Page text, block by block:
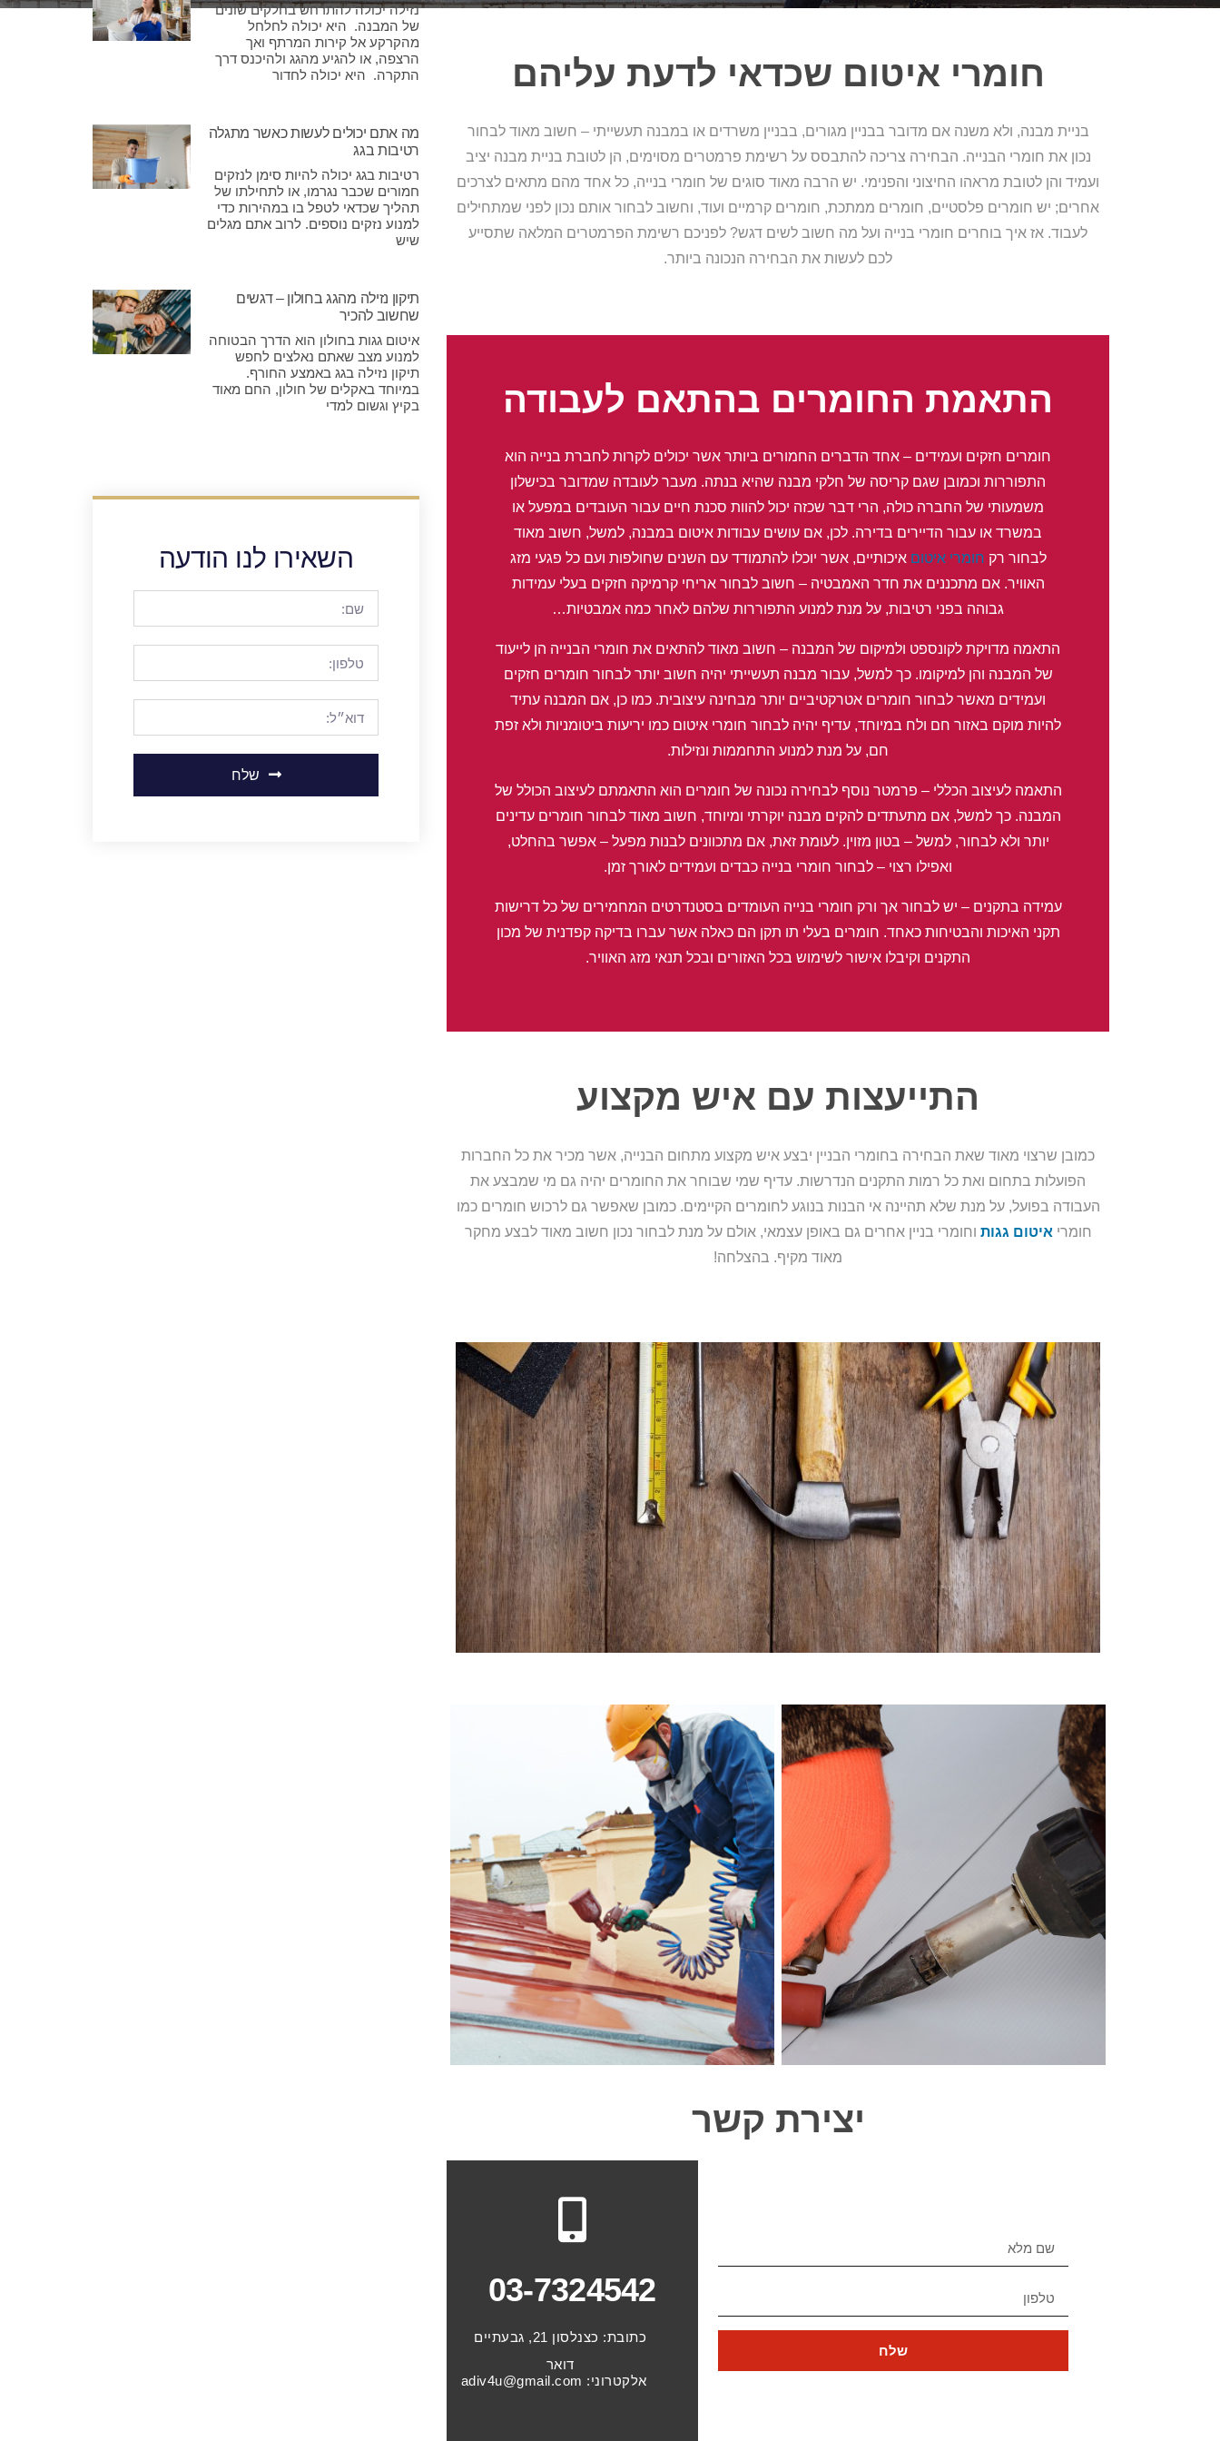
חומרי איטום שכדאי לדעת עליהם
בניית מבנה, ולא משנה אם מדובר בבניין מגורים, בבניין משרדים או במבנה תעשייתי – חשוב מאוד לבחור
נכון את חומרי הבנייה. הבחירה צריכה להתבסס על רשימת פרמטרים מסוימים, הן לטובת בניית מבנה יציב
ועמיד והן לטובת מראהו החיצוני והפנימי. יש הרבה מאוד סוגים של חומרי בנייה, כל אחד מהם מתאים לצרכים
אחרים; יש חומרים פלסטיים, חומרים ממתכת, חומרים קרמיים ועוד, וחשוב לבחור אותם נכון לפני שמתחילים
לעבוד. אז איך בוחרים חומרי בנייה ועל מה חשוב לשים דגש? לפניכם רשימת הפרמטרים המלאה שתסייע
לכם לעשות את הבחירה הנכונה ביותר.
התאמת החומרים בהתאם לעבודה
חומרים חזקים ועמידים – אחד הדברים החמורים ביותר אשר יכולים לקרות לחברת בנייה הוא
התפוררות וכמובן שגם קריסה של חלקי מבנה שהיא בנתה. מעבר לעובדה שמדובר בכישלון
משמעותי של החברה כולה, הרי דבר שכזה יכול להוות סכנת חיים עבור העובדים במפעל או
במשרד או עבור הדיירים בדירה. לכן, אם עושים עבודות איטום במבנה, למשל, חשוב מאוד
לבחור רק חומרי איטום איכותיים, אשר יוכלו להתמודד עם השנים שחולפות ועם כל פגעי מזג
האוויר. אם מתכננים את חדר האמבטיה – חשוב לבחור אריחי קרמיקה חזקים בעלי עמידות
גבוהה בפני רטיבות, על מנת למנוע התפוררות שלהם לאחר כמה אמבטיות…
התאמה מדויקת לקונספט ולמיקום של המבנה – חשוב מאוד להתאים את חומרי הבנייה הן לייעוד
של המבנה והן למיקומו. כך למשל, עבור מבנה תעשייתי יהיה חשוב יותר לבחור חומרים חזקים
ועמידים מאשר לבחור חומרים אטרקטיביים יותר מבחינה עיצובית. כמו כן, אם המבנה עתיד
להיות מוקם באזור חם ולח במיוחד, עדיף יהיה לבחור חומרי איטום כמו יריעות ביטומניות ולא זפת
חם, על מנת למנוע התחממות ונזילות.
התאמה לעיצוב הכללי – פרמטר נוסף לבחירה נכונה של חומרים הוא התאמתם לעיצוב הכולל של
המבנה. כך למשל, אם מתעתדים להקים מבנה יוקרתי ומיוחד, חשוב מאוד לבחור חומרים עדינים
יותר ולא לבחור, למשל – בטון מזוין. לעומת זאת, אם מתכוונים לבנות מפעל – אפשר בהחלט,
ואפילו רצוי – לבחור חומרי בנייה כבדים ועמידים לאורך זמן.
עמידה בתקנים – יש לבחור אך ורק חומרי בנייה העומדים בסטנדרטים המחמירים של כל דרישות
תקני האיכות והבטיחות כאחד. חומרים בעלי תו תקן הם כאלה אשר עברו בדיקה קפדנית של מכון
התקנים וקיבלו אישור לשימוש בכל האזורים ובכל תנאי מזג האוויר.
התייעצות עם איש מקצוע
כמובן שרצוי מאוד שאת הבחירה בחומרי הבניין יבצע איש מקצוע מתחום הבנייה, אשר מכיר את כל החברות
הפועלות בתחום ואת כל רמות התקנים הנדרשות. עדיף שמי שבוחר את החומרים יהיה גם מי שמבצע את
העבודה בפועל, על מנת שלא תהיינה אי הבנות בנוגע לחומרים הקיימים. כמובן שאפשר גם לרכוש חומרים כמו
חומרי איטום גגות וחומרי בניין אחרים גם באופן עצמאי, אולם על מנת לבחור נכון חשוב מאוד לבצע מחקר
מאוד מקיף. בהצלחה!
יצירת קשר
שלח
03-7324542
כתובת: כצנלסון 21, גבעתיים
דואר
אלקטרוני: adiv4u@gmail.com
נזילה יכולה להתרחש בחלקים שונים
של המבנה. היא יכולה לחלחל
מהקרקע אל קירות המרתף ואך
הרצפה, או להגיע מהגג ולהיכנס דרך
התקרה. היא יכולה לחדור
מה אתם יכולים לעשות כאשר מתגלה
רטיבות בגג
רטיבות בגג יכולה להיות סימן לנזקים
חמורים שכבר נגרמו, או לתחילתו של
תהליך שכדאי לטפל בו במהירות כדי
למנוע נזקים נוספים. לרוב אתם מגלים
שיש
תיקון נזילה מהגג בחולון – דגשים
שחשוב להכיר
איטום גגות בחולון הוא הדרך הבטוחה
למנוע מצב שאתם נאלצים לחפש
תיקון נזילה בגג באמצע החורף.
במיוחד באקלים של חולון, החם מאוד
בקיץ וגשום למדי
השאירו לנו הודעה
שלח